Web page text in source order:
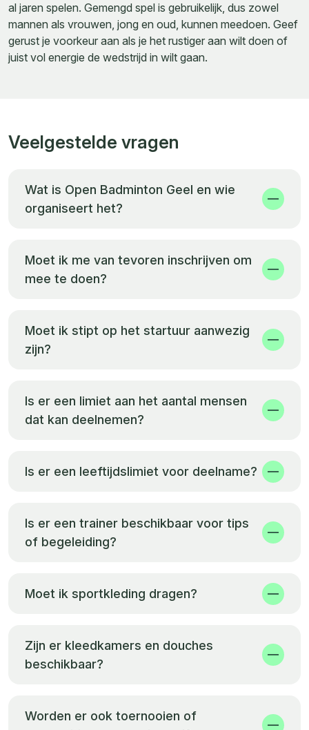
al jaren spelen. Gemengd spel is gebruikelijk, dus zowel
mannen als vrouwen, jong en oud, kunnen meedoen. Geef
gerust je voorkeur aan als je het rustiger aan wilt doen of
juist vol energie de wedstrijd in wilt gaan.
Veelgestelde vragen
Wat is Open Badminton Geel en wie
organiseert het?
Moet ik me van tevoren inschrijven om
mee te doen?
Moet ik stipt op het startuur aanwezig
zijn?
Is er een limiet aan het aantal mensen
dat kan deelnemen?
Is er een leeftijdslimiet voor deelname?
Is er een trainer beschikbaar voor tips
of begeleiding?
Moet ik sportkleding dragen?
Zijn er kleedkamers en douches
beschikbaar?
Worden er ook toernooien of